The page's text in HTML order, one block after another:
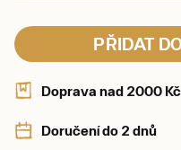
PŘIDAT
Doprava nad 2000
Doručení do 2 dnů